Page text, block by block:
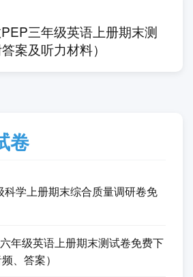
三年级英语上册期末测
案及听力材料）
卷
学上册期末综合质量调研卷免
年级英语上册期末测试卷免费下
、答案）